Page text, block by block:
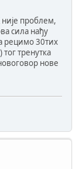
није проблем,
сила нађу
рецимо 30тих
тренутка
нове